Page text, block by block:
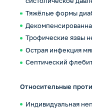
Тяжёлые формы
Трофические язвы
Острая инфекция
Септический
Относительные
Индивидуальная